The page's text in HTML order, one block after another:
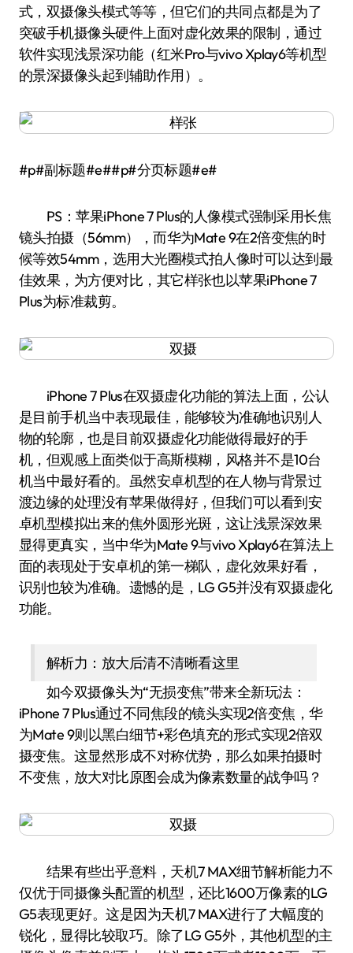
式，双摄像头模式等等，但它们的共同点都是为了
突破手机摄像头硬件上面对虚化效果的限制，通过
软件实现浅景深功能（红米Pro与vivo Xplay6等机型
的景深摄像头起到辅助作用）。
#p#副标题#e##p#分页标题#e#
PS：苹果iPhone 7 Plus的人像模式强制采用长焦
镜头拍摄（56mm），而华为Mate 9在2倍变焦的时
候等效54mm，选用大光圈模式拍人像时可以达到最
佳效果，为方便对比，其它样张也以苹果iPhone 7
Plus为标准裁剪。
iPhone 7 Plus在双摄虚化功能的算法上面，公认
是目前手机当中表现最佳，能够较为准确地识别人
物的轮廓，也是目前双摄虚化功能做得最好的手
机，但观感上面类似于高斯模糊，风格并不是10台
机当中最好看的。虽然安卓机型的在人物与背景过
渡边缘的处理没有苹果做得好，但我们可以看到安
卓机型模拟出来的焦外圆形光斑，这让浅景深效果
显得更真实，当中华为Mate 9与vivo Xplay6在算法上
面的表现处于安卓机的第一梯队，虚化效果好看，
识别也较为准确。遗憾的是，LG G5并没有双摄虚化
功能。
解析力：放大后清不清晰看这里
如今双摄像头为“无损变焦”带来全新玩法：
iPhone 7 Plus通过不同焦段的镜头实现2倍变焦，华
为Mate 9则以黑白细节+彩色填充的形式实现2倍双
摄变焦。这显然形成不对称优势，那么如果拍摄时
不变焦，放大对比原图会成为像素数量的战争吗？
结果有些出乎意料，天机7 MAX细节解析能力不
仅优于同摄像头配置的机型，还比1600万像素的LG
G5表现更好。这是因为天机7 MAX进行了大幅度的
锐化，显得比较取巧。除了LG G5外，其他机型的主